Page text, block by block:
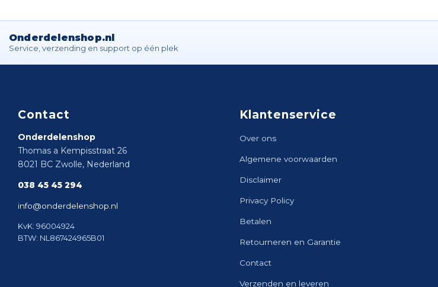
Onderdelenshop.nl
Service, verzending en support op één plek
Contact
Onderdelenshop
Thomas a Kempisstraat 26
8021 BC Zwolle, Nederland
038 45 45 294
info@onderdelenshop.nl
KvK: 96004924
BTW: NL867424965B01
Klantenservice
Over ons
Algemene voorwaarden
Disclaimer
Privacy Policy
Betalen
Retourneren en Garantie
Contact
Verzenden en leveren